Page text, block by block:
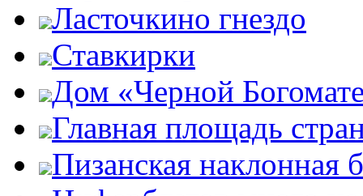
Ласточкино гнездо
Ставкирки
Дом «Черной
Главная площадь
Пизанская наклонная